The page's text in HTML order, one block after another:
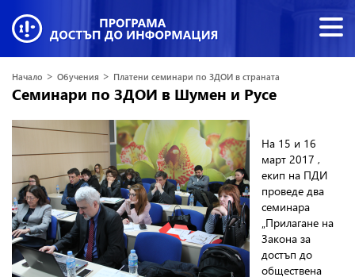
Начало > Обучения > Платени семинари по ЗДОИ в страната
Семинари по ЗДОИ в Шумен и Русе
На 15 и 16
март 2017 ,
екип на ПДИ
проведе два
семинара
„Прилагане на
Закона за
достъп до
обществена